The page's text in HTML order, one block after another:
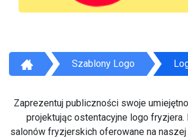
Szablony Logo
Zaprezentuj publiczności swoje
projektując ostentacyjne logo fryzjera.
salonów fryzjerskich oferowane na